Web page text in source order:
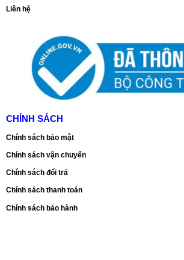
Liên hệ
CHÍNH SÁCH
Chính sách bảo mật
Chính sách vận chuyển
Chính sách đổi trả
Chính sách thanh toán
Chính sách bảo hành